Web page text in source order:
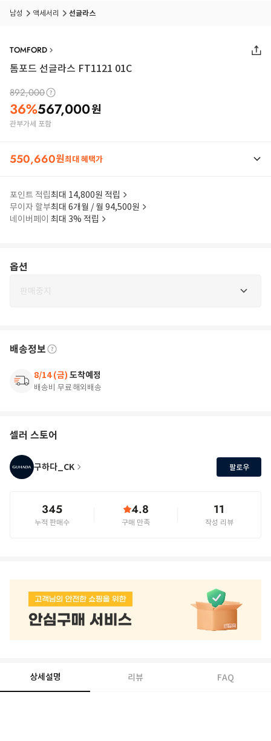
남성 액세서리 선글라스
TOMFORD
톰포드 선글라스 FT1121 01C
892,000
36%567,000원
관부가세 포함
550,660원최대 혜택가
포인트 적립최대 14,800원 적립
무이자 할부최대 6개월 / 월 94,500원
네이버페이 최대 3% 적립
옵션
판매중지
배송정보
8/14 (금) 도착예정
배송비 무료해외배송
셀러 스토어
구하다_CK 팔로우
345
누적 판매수
4.8
구매 만족
11
작성 리뷰
상세설명 리뷰 FAQ